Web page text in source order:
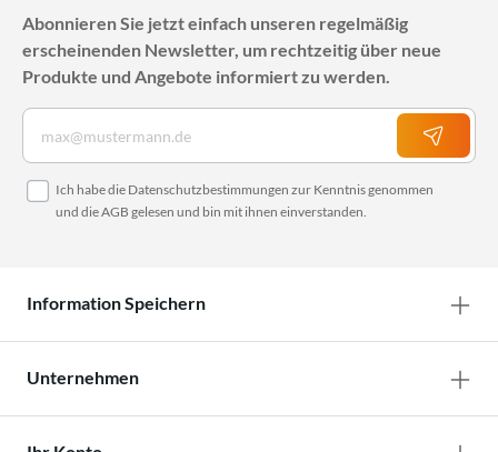
Abonnieren Sie jetzt einfach unseren regelmäßig
erscheinenden Newsletter, um rechtzeitig über neue
Produkte und Angebote informiert zu werden.
Ich habe die Datenschutzbestimmungen zur Kenntnis genommen
und dieAGB gelesen und bin mit ihnen einverstanden.
Information Speichern
Unternehmen